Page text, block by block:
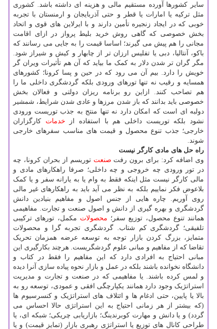
سایر کشورها آورده مستقیم مالی و هزینه ای داشته باشد. کشوری
مثل ترکیه یا امارات یا قطر و حتی آذربایجان و ارمنستان با تجربه
خوبی که در ایجاد زنجیره تأمین دارند و با ایرلاین های قوی و اتحاد
بخش خصوصی که گاهی روش خرید بلیط پرواز در ازای اقامت
مجانی را هم پیش می گیرند؛ اساسا قیمت را به جایی می رسانند که
باکو، آنتالیا، دبی یا تفلیس ارزان تر از چابهار و کیش و شیراز شود.
مگر گران تر شدن دلار به کمک ما بیاید که آن هم تأثیرات ویران گر
خویش را دارد. بیم آن می رود که در حین و پسا کرونا؛ کشورهای
همسایه و رقیب نه تنها تورهای ورودی بلکه گردشگری داخلی ما را
هم تصاحب کنند. ازاین رو برنامه ریزان دولتی و فعالان بخش
خصوصی باید بدانند که باز شدن مرزها و عادی شدن شرایط، شمشیر
دولبه ای است که امکان دارد نه تنها منتج به جذب توریست ورودی
نشود بلکه توریست داخلی هم با استفاده از خدمات کارگزاران
خارجی؛ جذب تنوع محصول و قیمت های مناسب سفرهای خارجی
شوند.
راه حل های مادی کارگر نیست
وی اضافه کرد: برای برون رفت صنعت توریسم از بحران کرونا، چه
در تور ورودی چه خروجی و چه داخلی؛ صرفا راهکارهای مادی و
مالی کارگر نیست مثل اینکه فقط به وام یا به یارانه سفر و یا کمک
بلاعوض فکر نماییم بلکه به نظر می آید باید به راهکارهای غیر مالی
روی آوریم. چاره هایی از جنس اصول و مفاهیم بنیادین دانش
گردشگری و بهره گیری از دانش و اصول صنعت و تجارت. مفاهیمی
همانند تنوع محصول، توزیع سفر؛ محصولات مکمل، تورهای ترکیبی
تلفیقی؛ گردشگری کم شتاب. گردشگری تجربه گرا و محصولات
متمایز، بزرگ کردن بازار توجه به توسعه عرضه همزمان تحریک
تقاضا که از مفاهیم و مبانی علوم گردشگریست. هرچند بکارگیری این
مبانی احتیاج به افرادی دارد که این مفاهیم را فقط در کتاب و
دانشگاه نخوانده باشند بلکه در عمل و بازار نحوه پیاده سازی آنرا دیده
و لمس کرده باشند. یا مفاهیمی که در صنعت و تجارت و مدیریت
استراتژیک وجود دارد همانند یکپارچگی افقی و عمودی، توسعه رو به
بالا یا پایین، حتی ادغام ها و ائتلاف های استراتژیک و کنسرسیوم ها
(که بیشتر از هر زمانی احتیاج به این استراتژی حالا احساس می
گردد) و یا دانش و مهارت کوبرندینگ؛ بازاریابی چریکی؛ شبکه ای، یا
طراحی کانال های توزیع یا استراتژی رهبری بازار (تمایز قیمت) و یا